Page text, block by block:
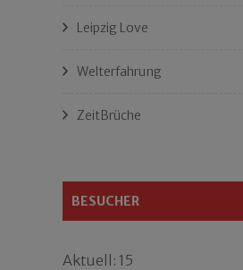
Leipzig Love
Welterfahrung
ZeitBrüche
BESUCHER
Aktuell: 15